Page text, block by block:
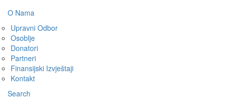
O Nama
Upravni Odbor
Osoblje
Donatori
Partneri
Finansijski Izvještaji
Kontakt
Search